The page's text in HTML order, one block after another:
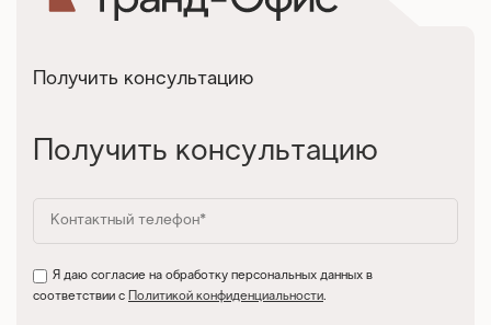
Получить консультацию
Получить консультацию
Я даю согласие на обработку персональных данных в
соответствии с
Политикой конфиденциальности.